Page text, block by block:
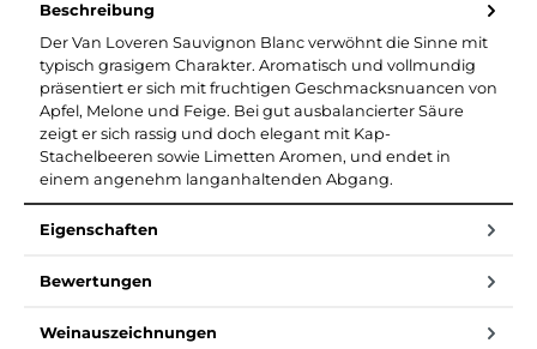
Beschreibung
Der Van Loveren Sauvignon Blanc verwöhnt die Sinne mit
typisch grasigem Charakter. Aromatisch und vollmundig
präsentiert er sich mit fruchtigen Geschmacksnuancen von
Apfel, Melone und Feige. Bei gut ausbalancierter Säure
zeigt er sich rassig und doch elegant mit Kap-
Stachelbeeren sowie Limetten Aromen, und endet in
einem angenehm langanhaltenden Abgang.
Eigenschaften
Bewertungen
Weinauszeichnungen